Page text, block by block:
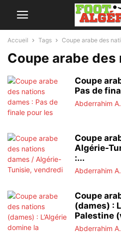
Accueil Tags Coupe arabe des
Coupe arabe
Coupe
Pas de
Abderrahim A.
Coupe
Algérie-
:...
Abderrahim A.
Coupe
(dames) :
Palestine
Abderrahim A.